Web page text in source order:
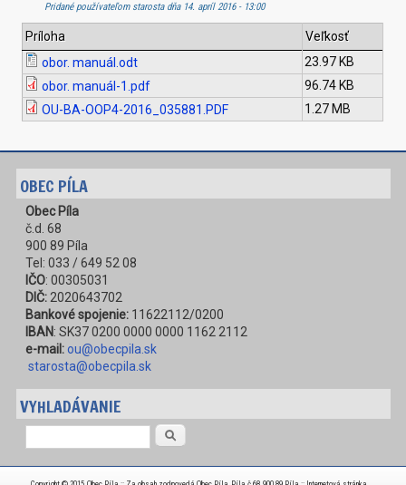
Pridané používateľom starostadňa 14. apríl 2016 - 13:00
Príloha
Veľkosť
obor. manuál.odt
23.97 KB
obor. manuál-1.pdf
96.74 KB
OU-BA-OOP4-2016_035881.PDF
1.27 MB
OBEC PÍLA
Obec Píla
č.d. 68
900 89 Píla
Tel: 033 / 649 52 08
IČO: 00305031
DIČ:2020643702
Bankové spojenie:11622112/0200
IBAN: SK37 0200 0000 0000 1162 2112
e-mail:ou@obecpila.sk
starosta@obecpila.sk
VYHLADÁVANIE